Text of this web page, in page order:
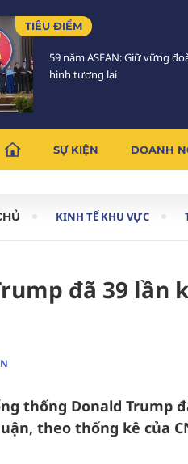
TIÊU ĐIỂM
59 năm ASEAN: Giữ vững
hình tương lai
SỰ KIỆN DOANH
KINH TẾ KHU VỰC
đã 39 lần
thống Donald Trump
theo thống kê của